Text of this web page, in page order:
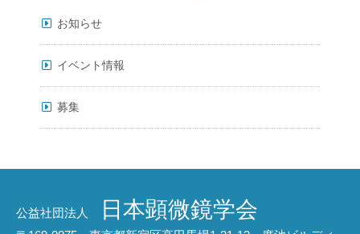
お知らせ
イベント情報
募集
公益社団法人 日本顕微鏡学会